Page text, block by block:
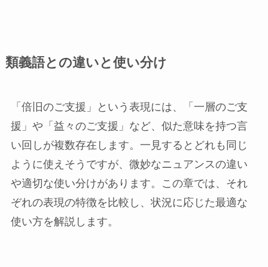
類義語との違いと使い分け
「倍旧のご支援」という表現には、「一層のご支
援」や「益々のご支援」など、似た意味を持つ言
い回しが複数存在します。一見するとどれも同じ
ように使えそうですが、微妙なニュアンスの違い
や適切な使い分けがあります。この章では、それ
ぞれの表現の特徴を比較し、状況に応じた最適な
使い方を解説します。